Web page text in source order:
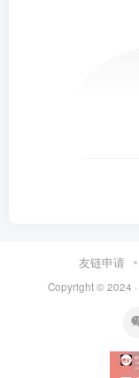
友链申请
Copyright © 2024 ·